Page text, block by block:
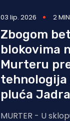
03 lip. 2026 2
Zbogom
blokovima
Murteru
tehnologija
pluća
MURTER - U